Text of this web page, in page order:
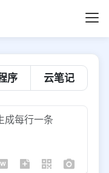
序 云笔记